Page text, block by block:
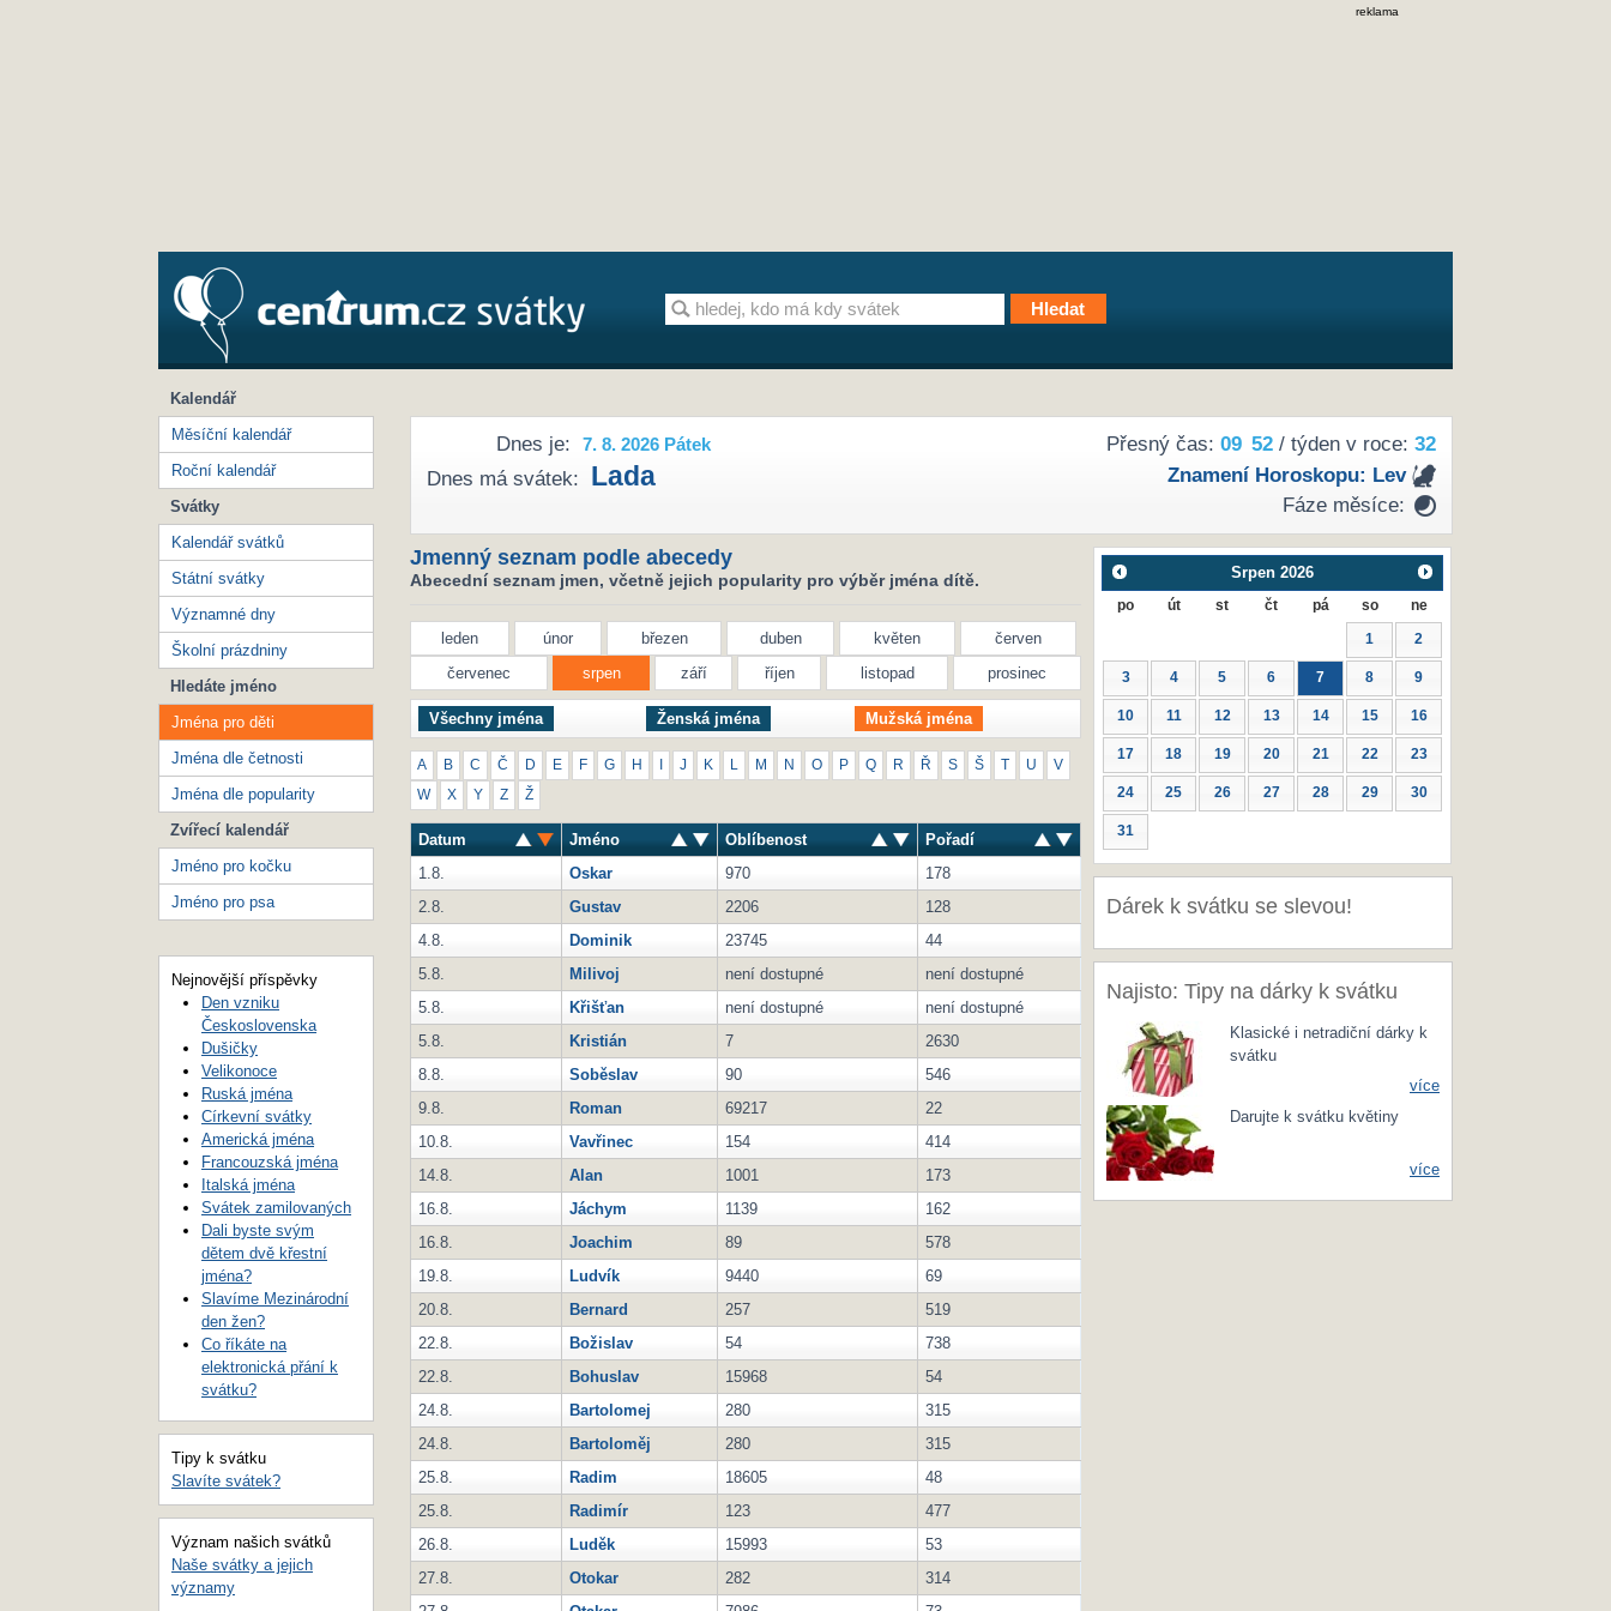
reklama
Přesný čas: 09 52/ týden v roce: 32
Znamení Horoskopu: Lev
Fáze měsíce:
Dnes je: 7. 8. 2026 Pátek
Dnes má svátek: Lada
Jmenný seznam podle abecedy
Abecední seznam jmen, včetně jejich popularity pro výběr jména dítě.
leden únor březen duben květen
červen
červenec
srpen září říjen listopad prosinec
Všechny jména Ženská jména Mužská jména
A B C Č D E F G H J K M N O P Q R Ř S Š U V
W X Y Z Ž
Datum Jméno Oblíbenost
Pořadí
1.8.
Oskar 970
178
2.8.
Gustav 2206
128
4.8.
Dominik 23745
44
5.8.
Milivoj není dostupné
není dostupné
5.8.
Křišťan není dostupné
není dostupné
5.8.
Kristián 7
2630
8.8.
Soběslav 90
546
9.8.
Roman 69217
22
10.8.
Vavřinec 154
414
14.8.
Alan 1001
173
16.8.
Jáchym 1139
162
16.8.
Joachim 89
578
19.8.
Ludvík 9440
69
20.8.
Bernard 257
519
22.8.
Božislav 54
738
22.8.
Bohuslav 15968
54
24.8.
Bartolomej 280
315
24.8.
Bartoloměj 280
315
25.8.
Radim 18605
48
25.8.
Radimír 123
477
26.8.
Luděk 15993
53
27.8.
Otokar 282
314
Srpen 2026
po út st čt pá so ne
1 2
3 4 5 6 7 8 9
10 11 12 13 14 15 16
17 18 19 20 21 22 23
24 25 26 27 28 29 30
31
Dárek k svátku se slevou!
Najisto: Tipy na dárky k svátku
Klasické i netradiční dárky k
svátku
více
Darujte k svátku květiny
více
Kalendář
Měsíční kalendář
Roční kalendář
Svátky
Kalendář svátků
Státní svátky
Významné dny
Školní prázdniny
Hledáte jméno
Jména pro děti
Jména dle četnosti
Jména dle popularity
Zvířecí kalendář
Jméno pro kočku
Jméno pro psa
Nejnovější příspěvky
Den vzniku
Československa
Dušičky
Velikonoce
Ruská jména
Církevní svátky
Americká jména
Francouzská jména
Italská jména
Svátek zamilovaných
Dali byste svým
dětem dvě křestní
jména?
Slavíme Mezinárodní
den žen?
Co říkáte na
elektronická přání k
svátku?
Tipy k svátku
Slavíte svátek?
Význam našich svátků
Naše svátky a jejich
významy